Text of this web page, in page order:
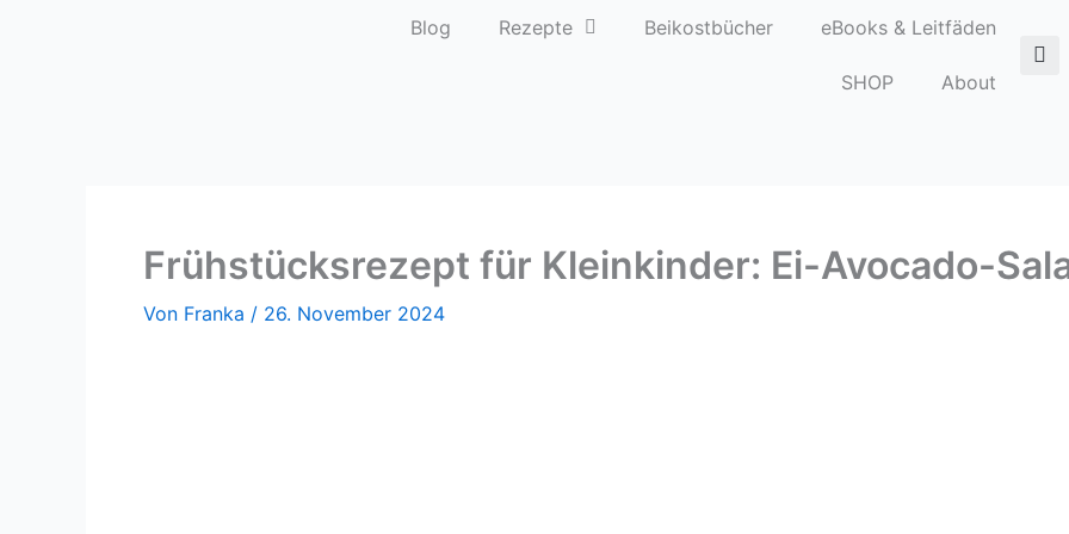
Blog Rezepte Beikostbücher eBooks & Leitfäden
SHOP About
Frühstücksrezept für Kleinkinder: Ei-Avocado-
Von Franka / 26. November 2024